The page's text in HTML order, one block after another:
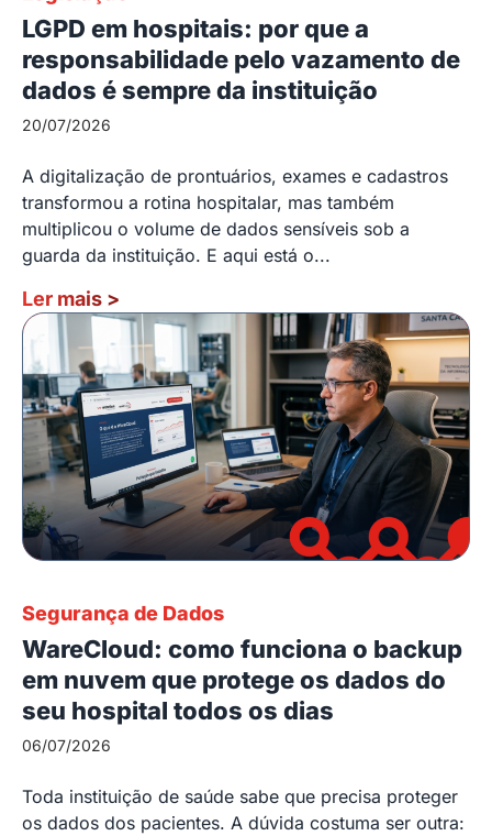
LGPD em hospitais: por que a
responsabilidade pelo vazamento de
dados é sempre da instituição
20/07/2026
A digitalização de prontuários, exames e cadastros
transformou a rotina hospitalar, mas também
multiplicou o volume de dados sensíveis sob a
guarda da instituição. E aqui está o...
Ler mais >
Segurança de Dados
WareCloud: como funciona o backup
em nuvem que protege os dados do
seu hospital todos os dias
06/07/2026
Toda instituição de saúde sabe que precisa proteger
os dados dos pacientes. A dúvida costuma ser outra: